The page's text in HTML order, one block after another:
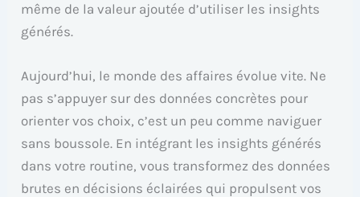
même de la valeur ajoutée d’utiliser les insights
générés.
Aujourd’hui, le monde des affaires évolue vite. Ne
pas s’appuyer sur des données concrètes pour
orienter vos choix, c’est un peu comme naviguer
sans boussole. En intégrant les insights générés
dans votre routine, vous transformez des données
brutes en décisions éclairées qui propulsent vos